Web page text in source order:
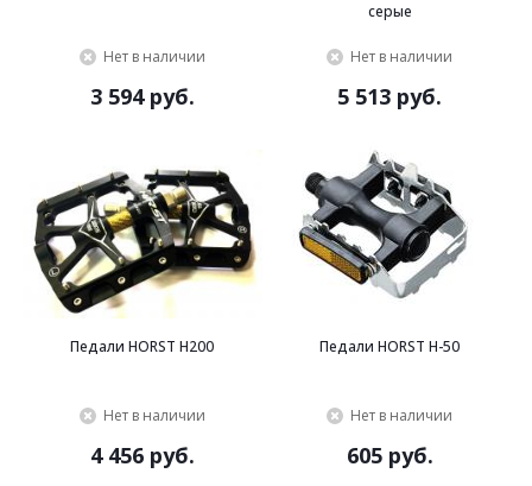
Нет в наличии
3 594 руб.
серые
Нет в наличии
5 513 руб.
Педали HORST H200
Нет в наличии
4 456 руб.
Педали HORST H-50
Нет в наличии
605 руб.